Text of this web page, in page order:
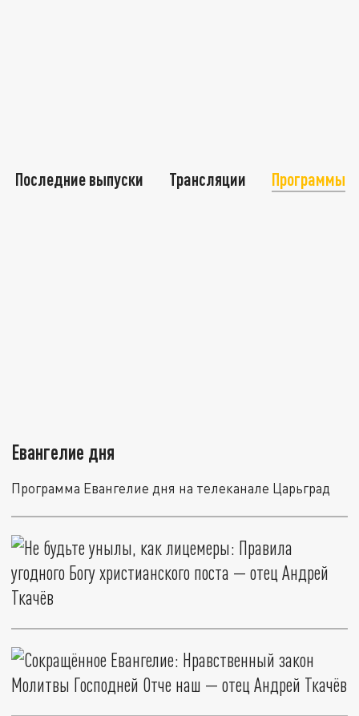
Последние выпуски Трансляции Программы
Евангелие дня
Программа Евангелие дня на телеканале Царьград